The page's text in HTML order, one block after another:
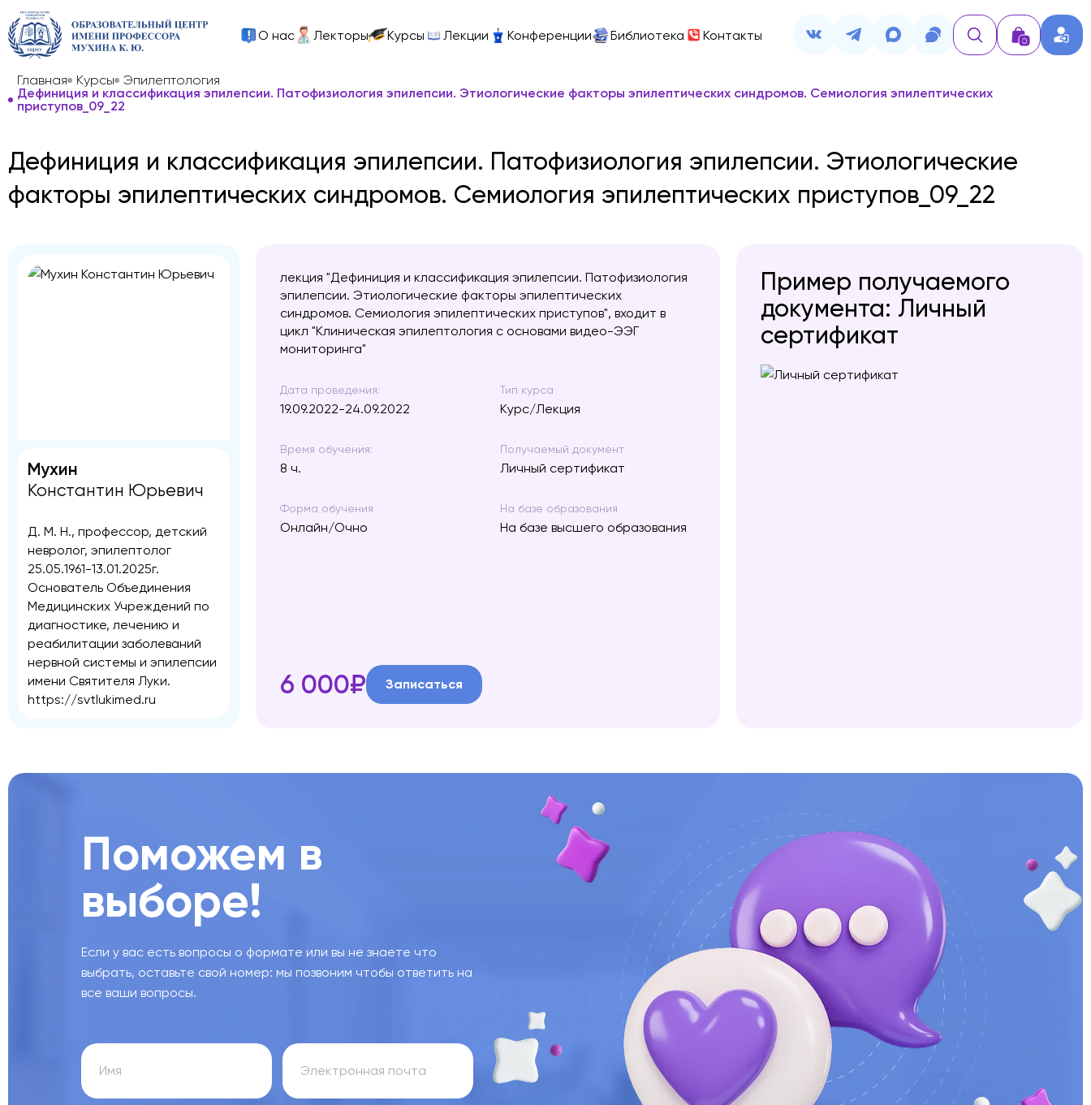
О нас Лекторы Курсы Лекции Конференции Библиотека Контакты 0
Главная Курсы
Эпилептология
Дефиниция и классификация эпилепсии. Патофизиология эпилепсии. Этиологические факторы эпилептических синдромов. Семиология эпилептических
приступов_09_22
Дефиниция и классификация эпилепсии. Патофизиология эпилепсии. Этиологические
факторы эпилептических синдромов. Семиология эпилептических приступов_09_22
Мухин
Константин Юрьевич
Д. М. Н., профессор, детский
невролог, эпилептолог
25.05.1961-13.01.2025г.
Основатель Объединения
Медицинских Учреждений по
диагностике, лечению и
реабилитации заболеваний
нервной системы и эпилепсии
имени Святителя Луки.
https://svtlukimed.ru
лекция "Дефиниция и классификация эпилепсии. Патофизиология
эпилепсии. Этиологические факторы эпилептических
синдромов. Семиология эпилептических приступов", входит в
цикл "Клиническая эпилептология с основами видео-ЭЭГ
мониторинга"
Дата проведения:
19.09.2022-24.09.2022
Тип курса
Курс/Лекция
Время обучения:
8 ч.
Получаемый документ
Личный сертификат
Форма обучения
Онлайн/Очно
На базе образования
На базе высшего образования
6 000₽ Записаться
Пример получаемого
документа: Личный
сертификат
Поможем в
выборе!
Если у вас есть вопросы о формате или вы не знаете что
выбрать, оставьте свой номер: мы позвоним чтобы ответить на
все ваши вопросы.